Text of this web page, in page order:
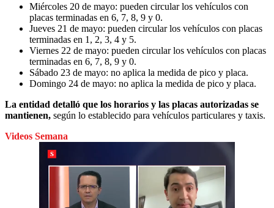
Miércoles 20 de mayo: pueden circular los vehículos con
placas terminadas en 6, 7, 8, 9 y 0.
Jueves 21 de mayo: pueden circular los vehículos con placas
terminadas en 1, 2, 3, 4 y 5.
Viernes 22 de mayo: pueden circular los vehículos con placas
terminadas en 6, 7, 8, 9 y 0.
Sábado 23 de mayo: no aplica la medida de pico y placa.
Domingo 24 de mayo: no aplica la medida de pico y placa.
La entidad detalló que los horarios y las placas autorizadas se
mantienen, según lo establecido para vehículos particulares y taxis.
Videos Semana